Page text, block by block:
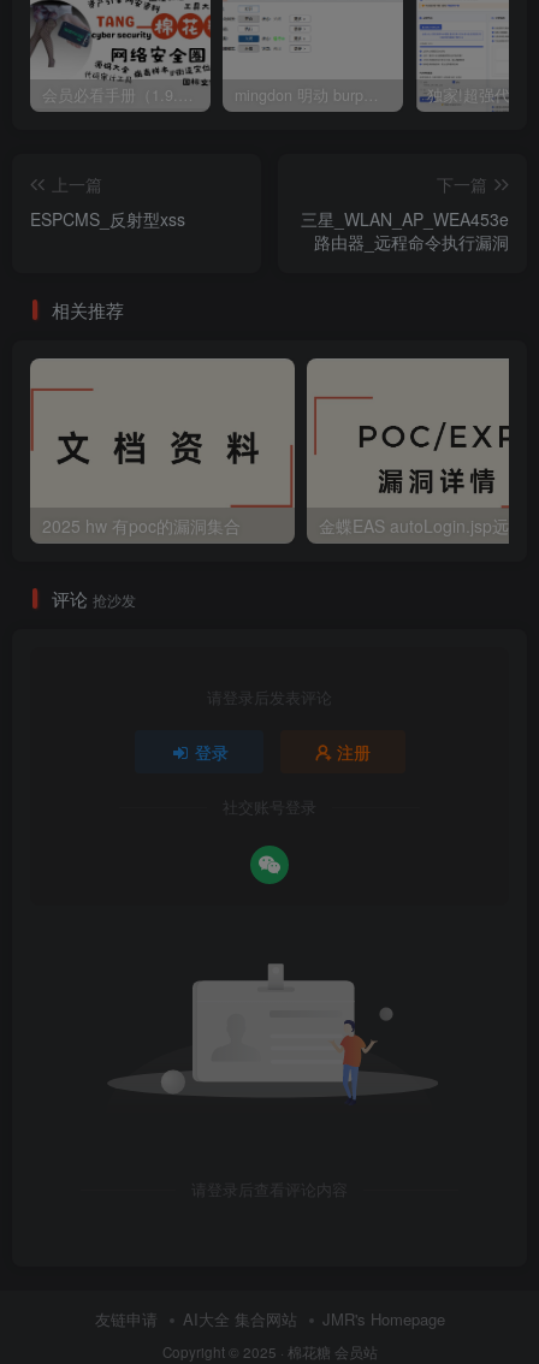
会员必看手册（1.9.0版本 26.4.5更新） mingdon 明动 burp插件0.2.6版本 本地时间校验去除版
上一篇
ESPCMS_反射型xss
下一篇
三星_WLAN_AP_WEA453e
路由器_远程命令执行漏洞
相关推荐
2025 hw 有poc的漏洞集合
评论 抢沙发
请登录后发表评论
登录 注册
社交账号登录
请登录后查看评论内容
友链申请 AI大全 集合网站 JMR's Homepage
Copyright © 2025 · 棉花糖 会员站